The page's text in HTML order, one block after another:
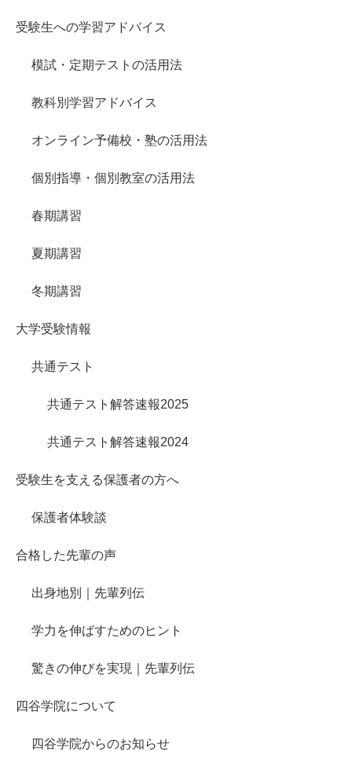
受験生への学習アドバイス
模試・定期テストの活用法
教科別学習アドバイス
オンライン予備校・塾の活用法
個別指導・個別教室の活用法
春期講習
夏期講習
冬期講習
大学受験情報
共通テスト
共通テスト解答速報2025
共通テスト解答速報2024
受験生を支える保護者の方へ
保護者体験談
合格した先輩の声
出身地別｜先輩列伝
学力を伸ばすためのヒント
驚きの伸びを実現｜先輩列伝
四谷学院について
四谷学院からのお知らせ